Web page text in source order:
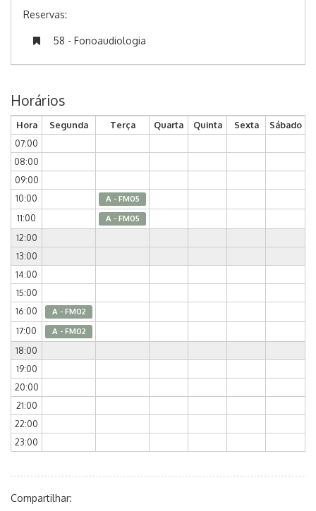
Reservas:
58 - Fonoaudiologia
Horários
Hora Segunda Terça Quarta Quinta Sexta
Sábado
07:00
08:00
09:00
10:00
A - FM05
11:00 A - FM05
12:00
13:00
14:00
15:00
16:00
A - FM02
17:00 A - FM02
18:00
19:00
20:00
21:00
22:00
23:00
Compartilhar: